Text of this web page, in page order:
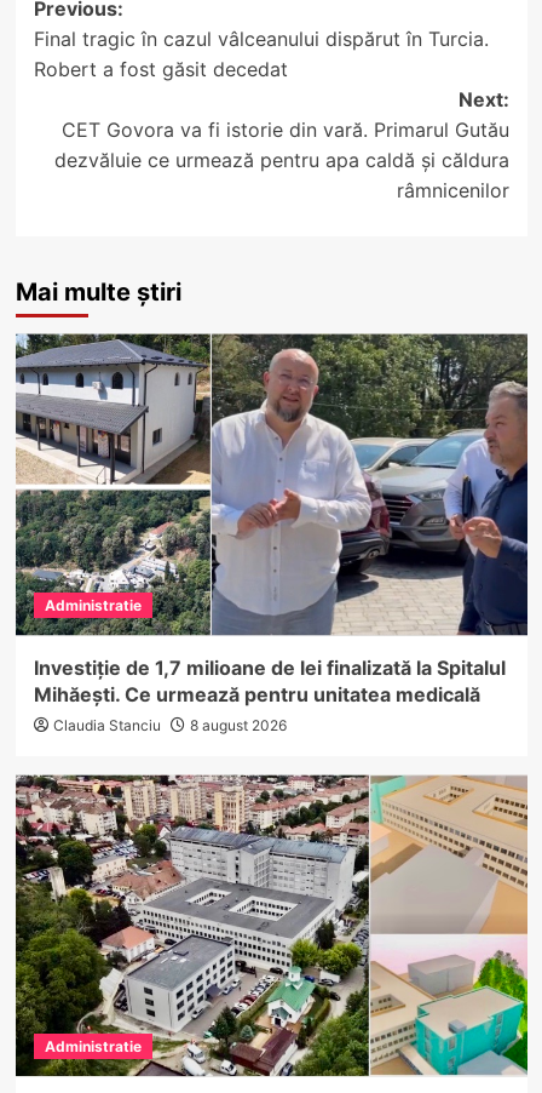
Post
navigation
Previous:
Final tragic în cazul vâlceanului dispărut în Turcia.
Robert a fost găsit decedat
Next:
CET Govora va fi istorie din vară. Primarul Gutău
dezvăluie ce urmează pentru apa caldă și căldura
râmnicenilor
Mai multe știri
Administratie
Investiție de 1,7 milioane de lei finalizată la Spitalul
Mihăești. Ce urmează pentru unitatea medicală
Claudia Stanciu 8 august 2026
Administratie